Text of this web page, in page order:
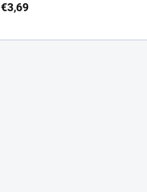
bavlnený Fmix
€3,69